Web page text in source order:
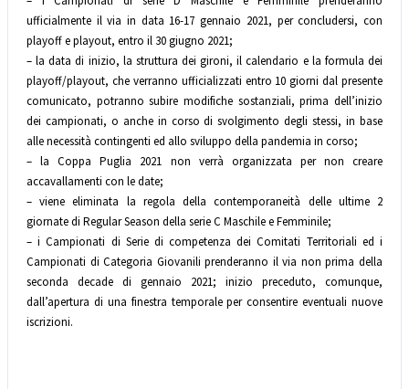
ufficialmente il via in data 16-17 gennaio 2021, per concludersi, con
playoff e playout, entro il 30 giugno 2021;
– la data di inizio, la struttura dei gironi, il calendario e la formula dei
playoff/playout, che verranno ufficializzati entro 10 giorni dal presente
comunicato, potranno subire modifiche sostanziali, prima dell’inizio
dei campionati, o anche in corso di svolgimento degli stessi, in base
alle necessità contingenti ed allo sviluppo della pandemia in corso;
– la Coppa Puglia 2021 non verrà organizzata per non creare
accavallamenti con le date;
– viene eliminata la regola della contemporaneità delle ultime 2
giornate di Regular Season della serie C Maschile e Femminile;
– i Campionati di Serie di competenza dei Comitati Territoriali ed i
Campionati di Categoria Giovanili prenderanno il via non prima della
seconda decade di gennaio 2021; inizio preceduto, comunque,
dall’apertura di una finestra temporale per consentire eventuali nuove
iscrizioni.